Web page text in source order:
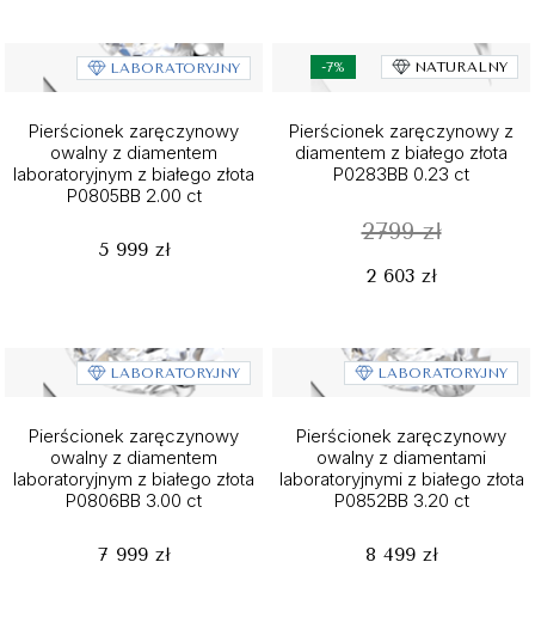
LABORATORYJNY
Pierścionek zaręczynowy
owalny z diamentem
laboratoryjnym z białego złota
P0805BB 2.00 ct
5 999 zł
-7% NATURALNY
Pierścionek zaręczynowy z
diamentem z białego złota
P0283BB 0.23 ct
2799 zł
2 603 zł
LABORATORYJNY
Pierścionek zaręczynowy
owalny z diamentem
laboratoryjnym z białego złota
P0806BB 3.00 ct
7 999 zł
LABORATORYJNY
Pierścionek zaręczynowy
owalny z diamentami
laboratoryjnymi z białego złota
P0852BB 3.20 ct
8 499 zł